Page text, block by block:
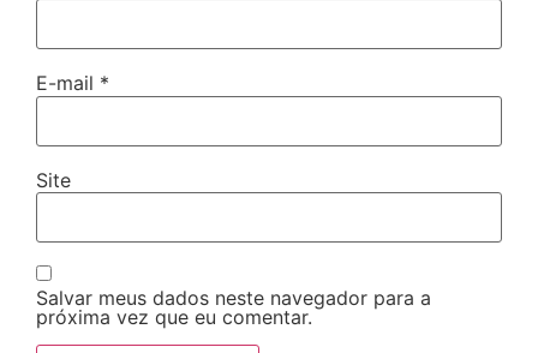
E-mail *
Site
Salvar meus dados neste navegador para a
próxima vez que eu comentar.